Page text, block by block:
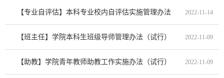
【专业自评估】本科专业校内自评估实施管理办法 2022-11-14
【班主任】学院本科生班级导师管理办法（试行） 2022-11-09
【助教】学院青年教师助教工作实施办法（试行） 2022-11-09